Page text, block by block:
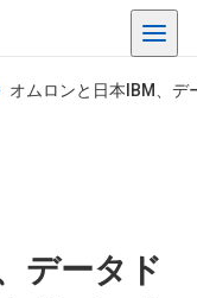
オムロンと日本IBM、デ
データド